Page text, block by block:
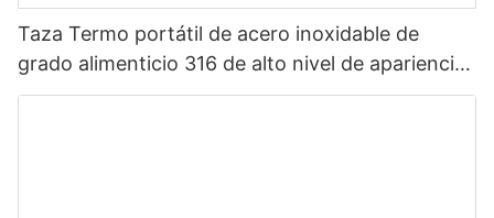
Taza Termo portátil de acero inoxidable de
grado alimenticio 316 de alto nivel de apariencia
Sanrio de dibujos animados portátil para niños